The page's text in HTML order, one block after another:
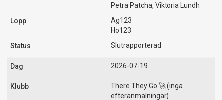
Petra Patcha, Viktoria Lundh
Ag123
Ho123
Slutrapporterad
2026-07-19
There They Go 🚀 (inga
efteranmälningar)